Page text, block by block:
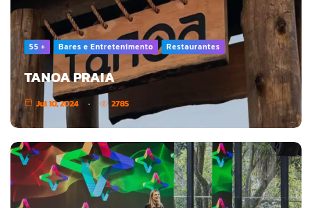
55 + Bares e Entretenimento Restaurantes
TANOA PRAIA
Jul 10, 2024 2785